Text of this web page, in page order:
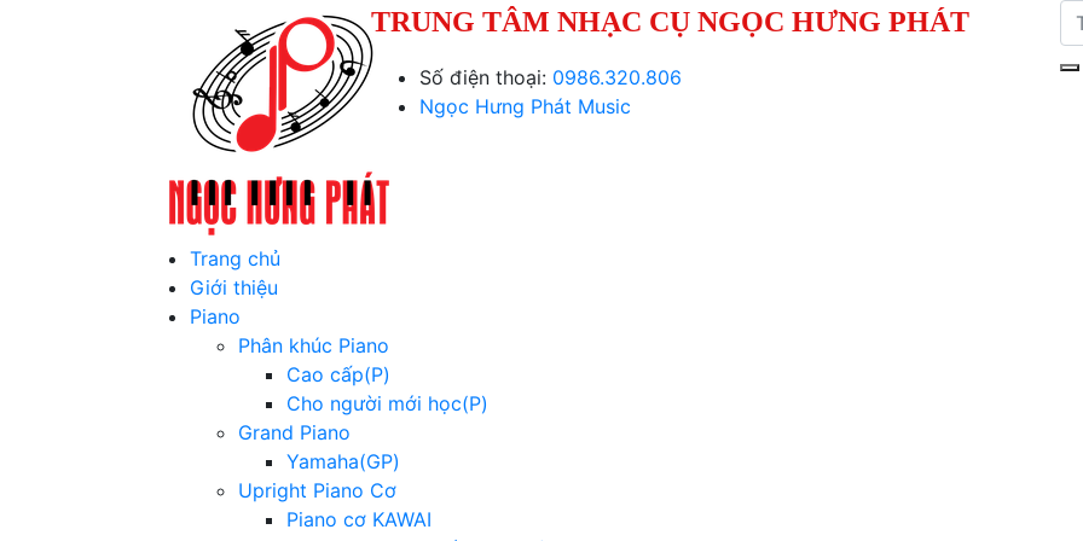
TRUNG TÂM NHẠC CỤ NGỌC HƯNG PHÁT
Số điện thoại: 0986.320.806
Ngọc Hưng Phát Music
Trang chủ
Giới thiệu
Piano
Phân khúc Piano
Cao cấp(P)
Cho người mới học(P)
Grand Piano
Yamaha(GP)
Upright Piano Cơ
Piano cơ KAWAI